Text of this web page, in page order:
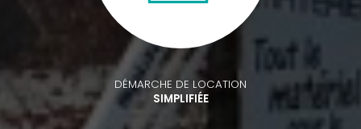
DÉMARCHE DE LOCATION
SIMPLIFIÉE